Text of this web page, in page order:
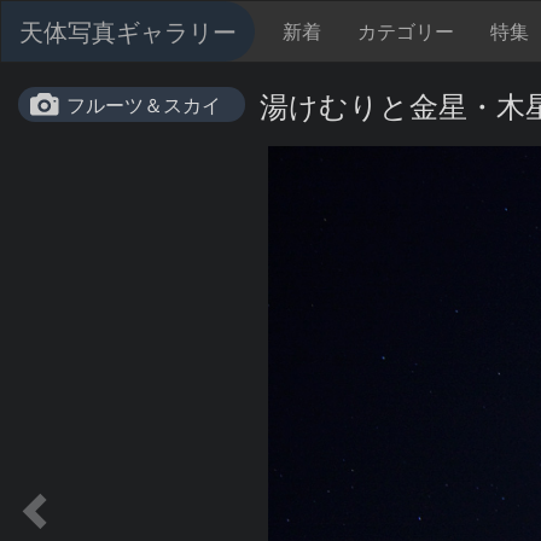
天体写真ギャラリー 新着 カテゴリー 特集
フルーツ＆スカイ 湯けむりと金星・木